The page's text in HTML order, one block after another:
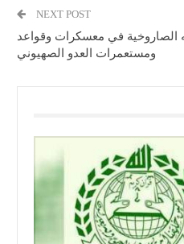
NEXT POST
الصاروخية في معسكرات وقواعد
ومستعمرات العدو الصهيوني